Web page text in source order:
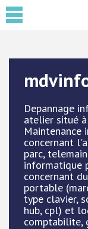
Depannage
atelier situé
Maintenance
concernant
parc,
informatique
concernant
portable
type clavier,
hub, cpl) et
comptabilite,